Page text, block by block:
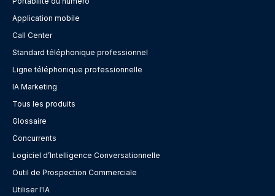
Application mobile
Call Center
Standard téléphonique professionnel
Ligne téléphonique professionnelle
IA Marketing
Tous les produits
Glossaire
Concurrents
Logiciel d’Intelligence Conversationnelle
Outil de Prospection Commerciale
Utiliser l'IA